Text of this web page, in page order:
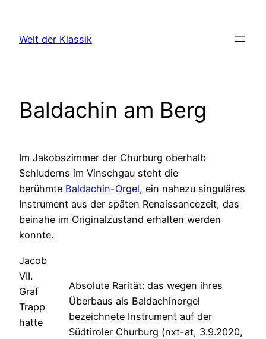
springen
Welt der Klassik
Baldachin am Berg
Im Jakobszimmer der Churburg oberhalb
Schluderns im Vinschgau steht die
berühmte Baldachin-Orgel, ein nahezu singuläres
Instrument aus der späten Renaissancezeit, das
beinahe im Originalzustand erhalten werden
konnte.
Absolute Rarität: das wegen ihres
Überbaus als Baldachinorgel
bezeichnete Instrument auf der
Südtiroler Churburg (nxt-at, 3.9.2020,
Jacob
VII.
Graf
Trapp
hatte